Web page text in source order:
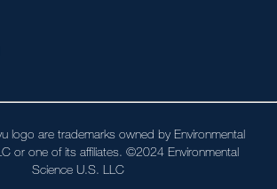
logo are trademarks owned by Environmental
or one of its affiliates. ©2024 Environmental
Science U.S. LLC